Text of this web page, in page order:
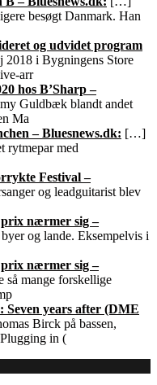
besøgt Danmark. Han
og udvidet program
i Bygningens Store
arr
hos B’Sharp –
Guldbæk blandt andet
Ma
– Bluesnews.dk: […]
rytmepar med
Festival –
og leadguitarist blev
prix nærmer sig –
og lande. Eksempelvis i
prix nærmer sig –
mange forskellige
Seven years after (DME
Birck på bassen,
in (